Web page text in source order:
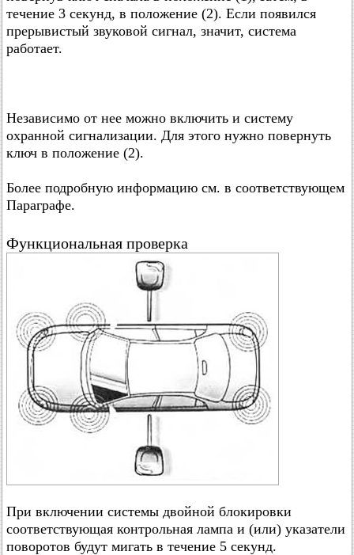
течение 3 секунд, в положение (2). Если появился
прерывистый звуковой сигнал, значит, система
работает.
Независимо от нее можно включить и систему
охранной сигнализации. Для этого нужно повернуть
ключ в положение (2).
Более подробную информацию см. в соответствующем
Параграфе.
Функциональная проверка
При включении системы двойной блокировки
соответствующая контрольная лампа и (или) указатели
поворотов будут мигать в течение 5 секунд.